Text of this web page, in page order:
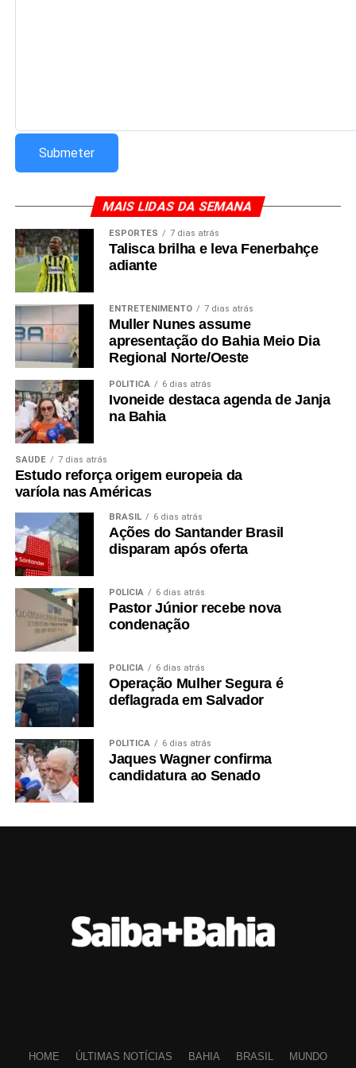
MAIS LIDAS DA SEMANA
ESPORTES 7 dias atrás
Talisca brilha e leva Fenerbahçe
adiante
ENTRETENIMENTO 7 dias atrás
Muller Nunes assume
apresentação do Bahia Meio Dia
Regional Norte/Oeste
POLÍTICA 6 dias atrás
Ivoneide destaca agenda de Janja
na Bahia
SAÚDE 7 dias atrás
Estudo reforça origem europeia da
varíola nas Américas
BRASIL 6 dias atrás
Ações do Santander Brasil
disparam após oferta
POLÍCIA 6 dias atrás
Pastor Júnior recebe nova
condenação
POLÍCIA 6 dias atrás
Operação Mulher Segura é
deflagrada em Salvador
POLÍTICA 6 dias atrás
Jaques Wagner confirma
candidatura ao Senado
HOME ÚLTIMAS NOTÍCIAS BAHIA BRASIL MUNDO